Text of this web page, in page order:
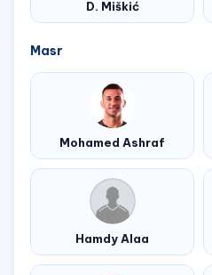
D. Miškić
Masr
Mohamed Ashraf
Hamdy Alaa